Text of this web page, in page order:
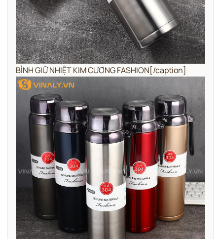
BÌNH GIỮ NHIỆT KIM CƯƠNG FASHION[/caption]